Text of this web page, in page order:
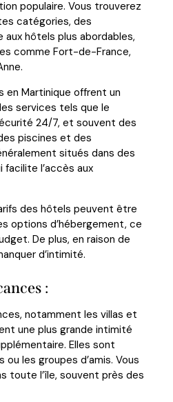
populaire. Vous trouverez
catégories, des
hôtels plus abordables,
comme Fort-de-France,
en Martinique offrent un
services tels que le
24/7, et souvent des
piscines et des
situés dans des
l’accès aux
des hôtels peuvent être
options d’hébergement, ce
De plus, en raison de
d’intimité.
:
notamment les villas et
une plus grande intimité
Elles sont
ou les groupes d’amis. Vous
toute l’île, souvent près des